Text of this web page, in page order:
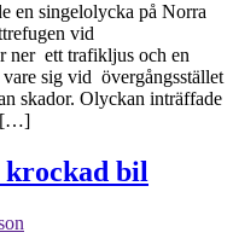
en singelolycka på Norra
vid
ner ett trafikljus och en
sig vid övergångsstället
skador. Olyckan inträffade
[…]
krockad bil